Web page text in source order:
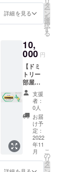
4月末日
チェッ
最大4名
まで宿
能 ＊予
約の際
に必要
となり
ますの
で、備
考欄に
お名前
のご記
入をお
願い致
しま
野県
量：
射日
光、高
温多湿
を避け
保存し
てくだ
さい。
を送ら
せて頂
きま
す。 普
してパ
ジャマ
として
ご利用
下さ
い！ ＊
デザイ
ンは異
なる事
があり
ます。
詳細を見る
タ
ー
ン
を
選
択
す
る
10,
000 円
【ドミ
トリー
部屋貸
切1泊宿
泊券】
今回の
プロ
ジェク
トで改
修した
「新設
ドミト
リーの
部屋」
支援
者：
0人
お届
け予
定：
2022
年11
月
こ
の
リ
タ
ー